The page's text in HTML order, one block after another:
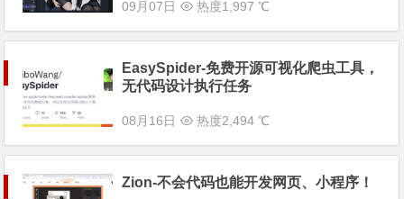
09月07日 热度1,997 ℃
EasySpider-免费开源可视化爬虫工具，
无代码设计执行任务
08月16日 热度2,494 ℃
Zion-不会代码也能开发网页、小程序！